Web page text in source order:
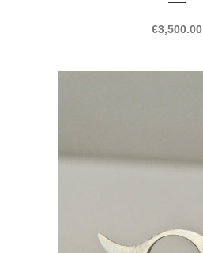
€3,500.00